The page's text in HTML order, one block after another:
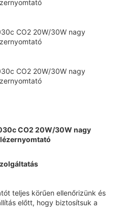
teljes körűen ellenőrizünk és
előtt, hogy biztosítsuk a